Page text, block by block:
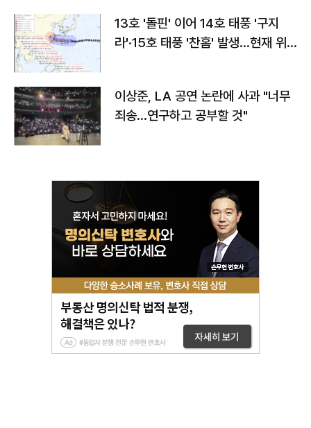
13호 '돌핀' 이어 14호 태풍 '구지
라'·15호 태풍 '찬홈' 발생…현재 위
이상준, LA 공연 논란에 사과 "너무
죄송…연구하고 공부할 것"